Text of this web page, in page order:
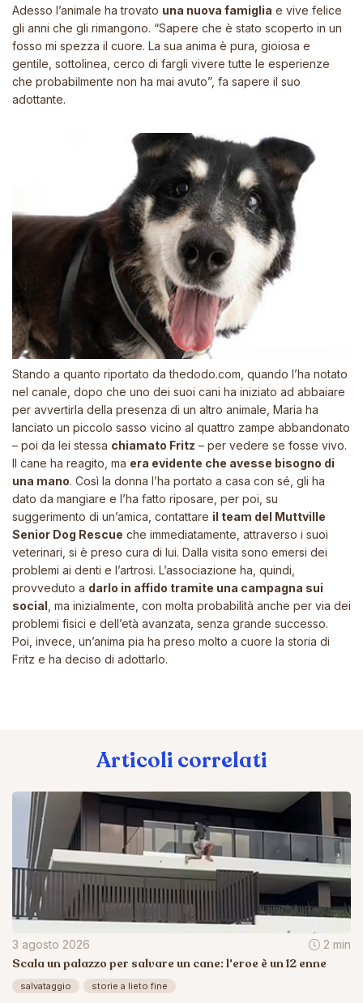
Adesso l’animale ha trovato una nuova famiglia e vive felice
gli anni che gli rimangono. “Sapere che è stato scoperto in un
fosso mi spezza il cuore. La sua anima è pura, gioiosa e
gentile, sottolinea, cerco di fargli vivere tutte le esperienze
che probabilmente non ha mai avuto”, fa sapere il suo
adottante.
Stando a quanto riportato dathedodo.com , quando l’ha notato
nel canale, dopo che uno dei suoi cani ha iniziato ad abbaiare
per avvertirla della presenza di un altro animale, Maria ha
lanciato un piccolo sasso vicino al quattro zampe abbandonato
– poi da lei stessa chiamato Fritz – per vedere se fosse vivo.
Il cane ha reagito, ma era evidente che avesse bisogno di
una mano. Così la donna l’ha portato a casa con sé, gli ha
dato da mangiare e l’ha fatto riposare, per poi, su
suggerimento di un’amica, contattare il team del Muttville
Senior Dog Rescue che immediatamente, attraverso i suoi
veterinari, si è preso cura di lui. Dalla visita sono emersi dei
problemi ai denti e l’artrosi. L’associazione ha, quindi,
provveduto a darlo in affido tramite una campagna sui
social , ma inizialmente, con molta probabilità anche per via dei
problemi fisici e dell’età avanzata, senza grande successo.
Poi, invece, un’anima pia ha preso molto a cuore la storia di
Fritz e ha deciso di adottarlo.
Articoli correlati
3 agosto 2026 2 min
Scala un palazzo per salvare un cane: l'eroe è un 12 enne
salvataggio storie a lieto fine